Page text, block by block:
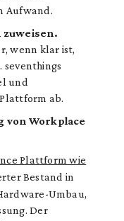
Aufwand.
wenn klar ist,
seventhings
und
ab.
von Workplace
Plattform wie
Bestand in
Umbau,
Der